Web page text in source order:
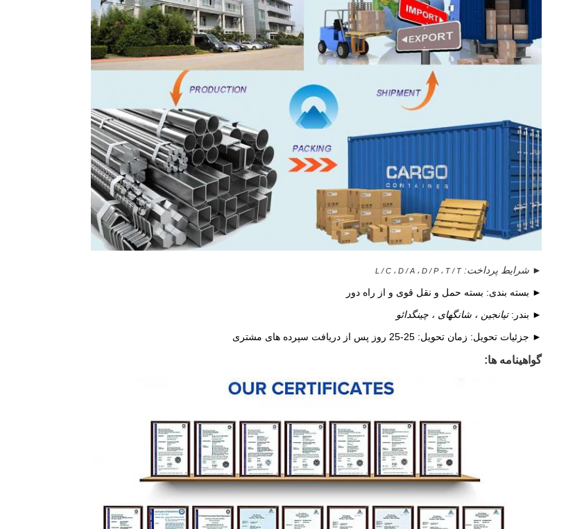
► شرایط پرداخت:L / C ، D / A ، D / P ، T / T
► بسته بندی: بسته حمل و نقل قوی و از راه دور
► بندر:تیانجین ، شانگهای ، چینگدائو
► جزئیات تحویل: زمان تحویل: 25-25 روز پس از دریافت سپرده های مشتری
گواهینامه ها: